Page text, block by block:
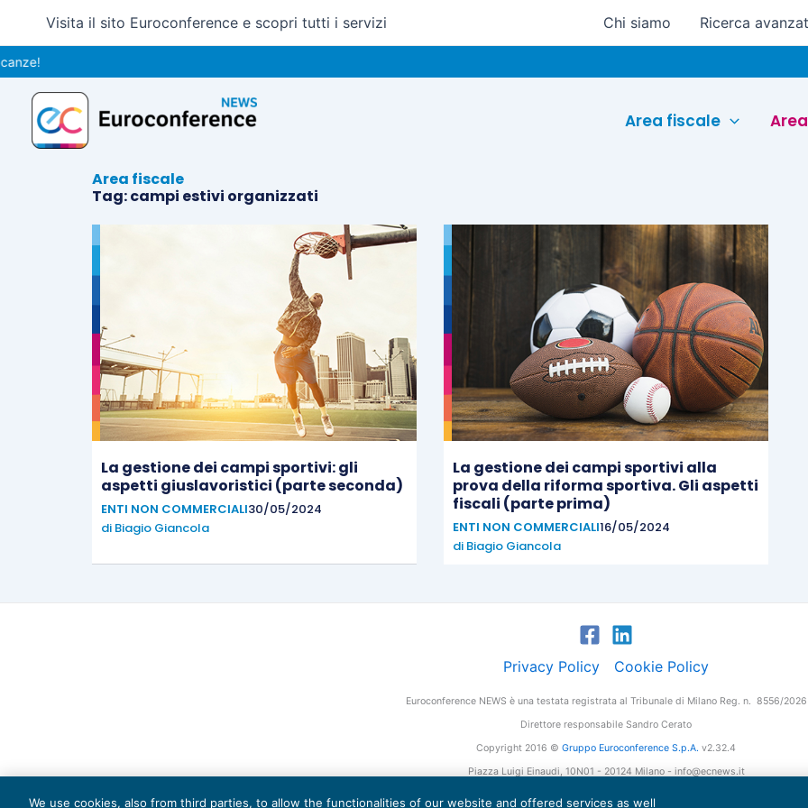
contenuto
Visita il sito Euroconference e scopri tutti i servizi Chi siamo Ricerca
Area fiscale
Area fiscale
Tag: campi estivi organizzati
La gestione dei campi sportivi: gli
aspetti giuslavoristici (parte seconda)
ENTI NON COMMERCIALI30/05/2024
di Biagio Giancola
La gestione dei campi sportivi alla
prova della riforma sportiva. Gli aspetti
fiscali (parte prima)
ENTI NON COMMERCIALI16/05/2024
di Biagio Giancola
Privacy Policy Cookie Policy
Euroconference NEWS è una testata registrata al Tribunale di Milano Reg. n. 8556/2026
Direttore responsabile Sandro Cerato
Copyright 2016 © Gruppo Euroconference S.p.A. v2.32.4
Piazza Luigi Einaudi, 10N01 - 20124 Milano - info@ecnews.it
We use cookies, also from third parties, to allow the functionalities of our website and offered services as well